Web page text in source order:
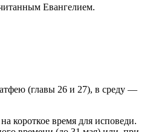
Евангелием.
(главы 26 и 27), в среду —
короткое время для исповеди.